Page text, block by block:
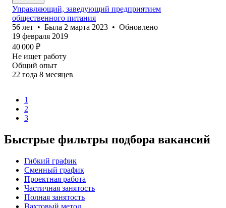
Управляющий, заведующий предприятием
общественного питания
56 лет • Была 2 марта 2023 • Обновлено
19 февраля 2019
40 000 ₽
Не ищет работу
Общий опыт
22 года 8 месяцев
1
2
3
Быстрые фильтры подбора вакансий
Гибкий график
Сменный график
Проектная работа
Частичная занятость
Полная занятость
Вахтовый метод